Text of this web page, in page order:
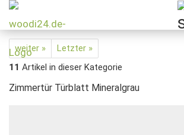
weiter »
Letzter »
11 Artikel in dieser Kategorie
Zimmertür Türblatt Mineralgrau